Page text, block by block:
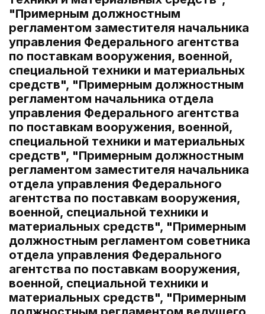
"Примерным должностным
регламентом заместителя начальника
управления Федерального агентства
по поставкам вооружения, военной,
специальной техники и материальных
средств", "Примерным должностным
регламентом начальника отдела
управления Федерального агентства
по поставкам вооружения, военной,
специальной техники и материальных
средств", "Примерным должностным
регламентом заместителя начальника
отдела управления Федерального
агентства по поставкам вооружения,
военной, специальной техники и
материальных средств", "Примерным
должностным регламентом советника
отдела управления Федерального
агентства по поставкам вооружения,
военной, специальной техники и
материальных средств", "Примерным